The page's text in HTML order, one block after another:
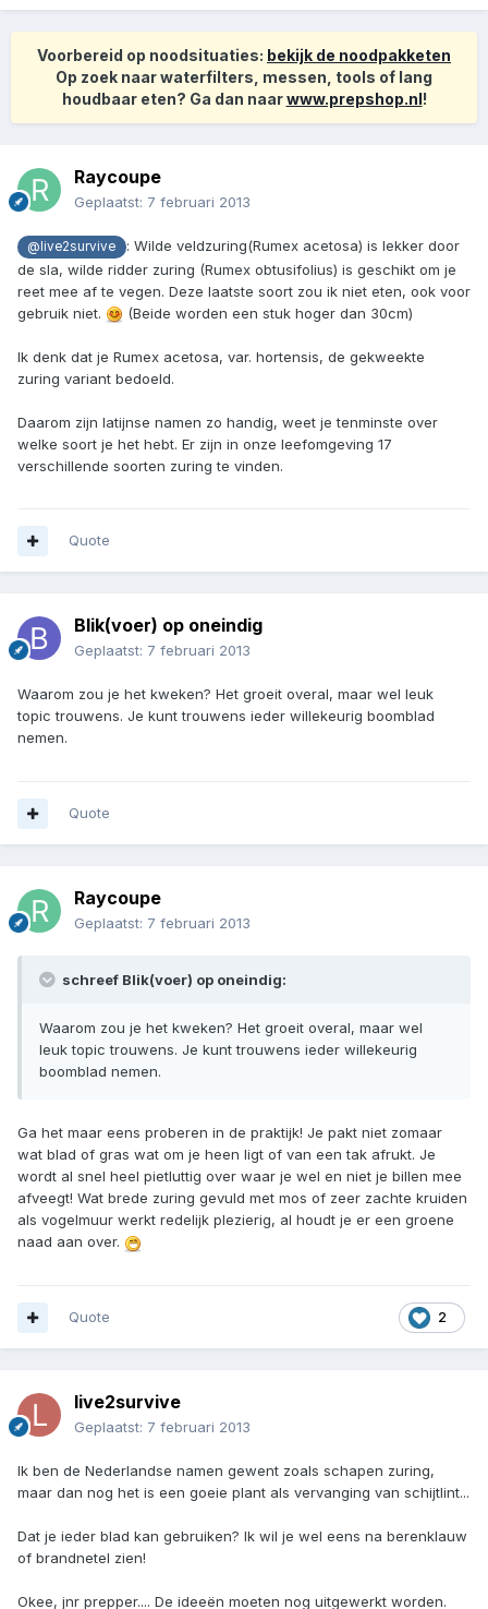
Voorbereid op noodsituaties: bekijk de noodpakketen
Op zoek naar waterfilters, messen, tools of lang
houdbaar eten? Ga dan naarwww.prepshop.nl!
Raycoupe
Geplaatst: 7 februari 2013
@live2survive
: Wilde veldzuring(Rumex acetosa) is lekker door
de sla, wilde ridder zuring (Rumex obtusifolius) is geschikt om je
reet mee af te vegen. Deze laatste soort zou ik niet eten, ook voor
gebruik niet.
(Beide worden een stuk hoger dan 30cm)
Ik denk dat je Rumex acetosa, var. hortensis, de gekweekte
zuring variant bedoeld.
Daarom zijn latijnse namen zo handig, weet je tenminste over
welke soort je het hebt. Er zijn in onze leefomgeving 17
verschillende soorten zuring te vinden.
Quote
Blik(voer) op oneindig
Geplaatst: 7 februari 2013
Waarom zou je het kweken? Het groeit overal, maar wel leuk
topic trouwens. Je kunt trouwens ieder willekeurig boomblad
nemen.
Quote
Raycoupe
Geplaatst: 7 februari 2013
schreef Blik(voer) op oneindig:
Waarom zou je het kweken? Het groeit overal, maar wel
leuk topic trouwens. Je kunt trouwens ieder willekeurig
boomblad nemen.
Ga het maar eens proberen in de praktijk! Je pakt niet zomaar
wat blad of gras wat om je heen ligt of van een tak afrukt. Je
wordt al snel heel pietluttig over waar je wel en niet je billen mee
afveegt! Wat brede zuring gevuld met mos of zeer zachte kruiden
als vogelmuur werkt redelijk plezierig, al houdt je er een groene
naad aan over.
2
Quote
live2survive
Geplaatst: 7 februari 2013
Ik ben de Nederlandse namen gewent zoals schapen zuring,
maar dan nog het is een goeie plant als vervanging van schijtlint...
Dat je ieder blad kan gebruiken? Ik wil je wel eens na berenklauw
of brandnetel zien!
Okee, jnr prepper.... De ideeën moeten nog uitgewerkt worden.